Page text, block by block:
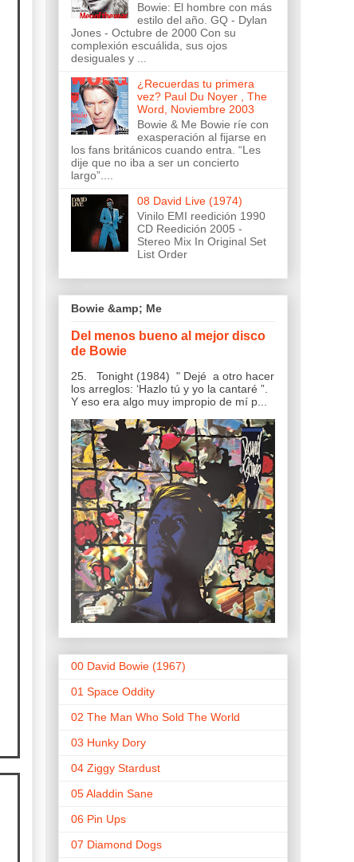
Bowie: El hombre con más
estilo del año. GQ - Dylan
Jones - Octubre de 2000 Con su
complexión escuálida, sus ojos
desiguales y ...
¿Recuerdas tu primera
vez? Paul Du Noyer , The
Word, Noviembre 2003
Bowie & Me Bowie ríe con
exasperación al fijarse en
los fans británicos cuando entra. “Les
dije que no iba a ser un concierto
largo”....
08 David Live (1974)
Vinilo EMI reedición 1990
CD Reedición 2005 -
Stereo Mix In Original Set
List Order
Bowie &amp; Me
Del menos bueno al mejor disco
de Bowie
25. Tonight (1984) " Dejé a otro hacer
los arreglos: ‘Hazlo tú y yo la cantaré ”.
Y eso era algo muy impropio de mí p...
00 David Bowie (1967)
01 Space Oddity
02 The Man Who Sold The World
03 Hunky Dory
04 Ziggy Stardust
05 Aladdin Sane
06 Pin Ups
07 Diamond Dogs